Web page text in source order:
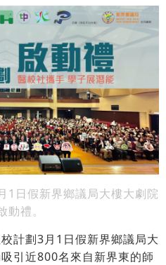
1日假新界鄉議局大樓大劇院
動禮。
校計劃3月1日假新界鄉議局大
引近800名來自新界東的師